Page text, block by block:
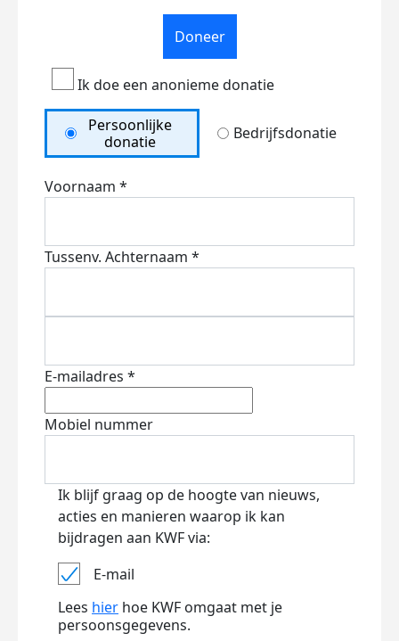
Doneer
Ik doe een anonieme donatie
Persoonlijke
donatie
Bedrijfsdonatie
Voornaam *
Tussenv. Achternaam *
E-mailadres *
Mobiel nummer
Ik blijf graag op de hoogte van nieuws,
acties en manieren waarop ik kan
bijdragen aan KWF via:
E-mail
Lees hier hoe KWF omgaat met je
persoonsgegevens.